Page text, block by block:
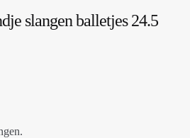
slangen balletjes 24.5